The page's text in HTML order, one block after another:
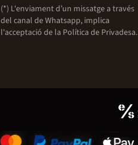
(*) L'enviament d’un missatge a través
del canal de Whatsapp, implica
l'acceptació de la Política de Privadesa.